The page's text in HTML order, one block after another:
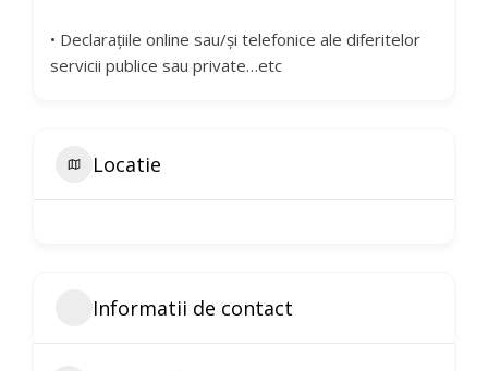
• Declarațiile online sau/și telefonice ale diferitelor
servicii publice sau private…etc
Locatie
Informatii de contact